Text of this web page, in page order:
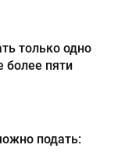
только одно
более пяти
подать: